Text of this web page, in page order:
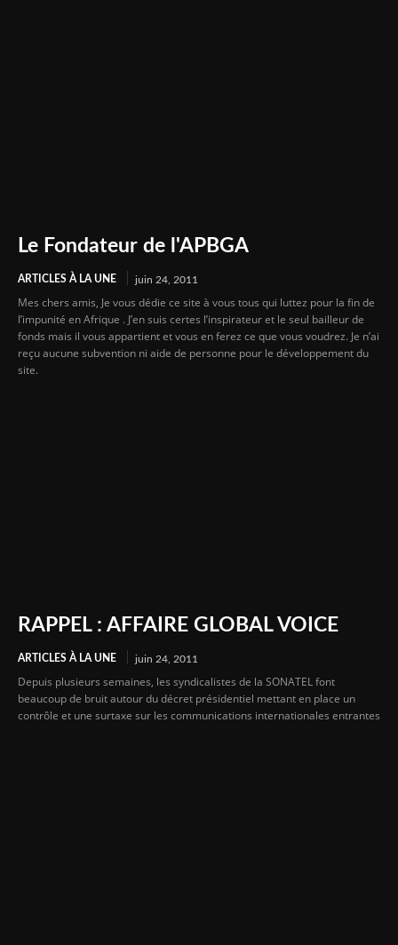
Le Fondateur de l'APBGA
ARTICLES À LA UNE juin 24, 2011
Mes chers amis, Je vous dédie ce site à vous tous qui luttez pour la fin de
l’impunité en Afrique . J’en suis certes l’inspirateur et le seul bailleur de
fonds mais il vous appartient et vous en ferez ce que vous voudrez. Je n’ai
reçu aucune subvention ni aide de personne pour le développement du
site.
RAPPEL : AFFAIRE GLOBAL VOICE
ARTICLES À LA UNE juin 24, 2011
Depuis plusieurs semaines, les syndicalistes de la SONATEL font
beaucoup de bruit autour du décret présidentiel mettant en place un
contrôle et une surtaxe sur les communications internationales entrantes